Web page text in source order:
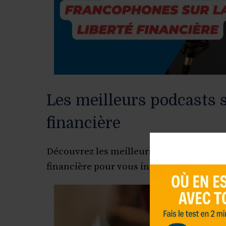
Les meilleurs podcasts
financière
Découvrez les meilleurs podcasts
financière pour vous inspirer et